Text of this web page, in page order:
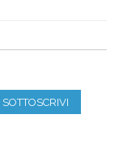
SOTTOSCRIVI